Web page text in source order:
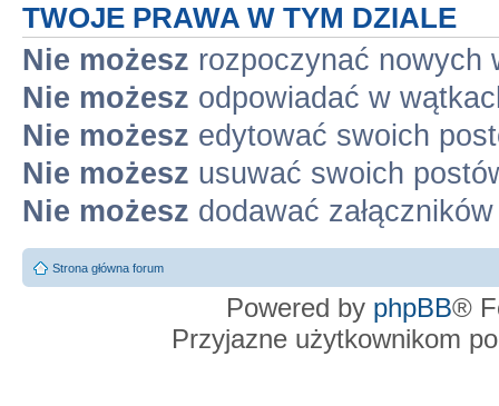
TWOJE PRAWA W TYM DZIALE
Nie możesz rozpoczynać nowych
Nie możesz odpowiadać w
Nie możesz edytować swoich
Nie możesz usuwać swoich
Nie możesz dodawać załączników
Strona główna forum
Powered by phpBB®
Przyjazne użytkownikom